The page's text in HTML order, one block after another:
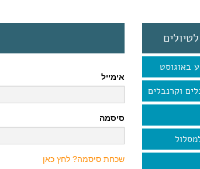
באוגוסט
וקרנבלים
אימייל
סיסמה
שכחת סיסמה? לחץ כאן